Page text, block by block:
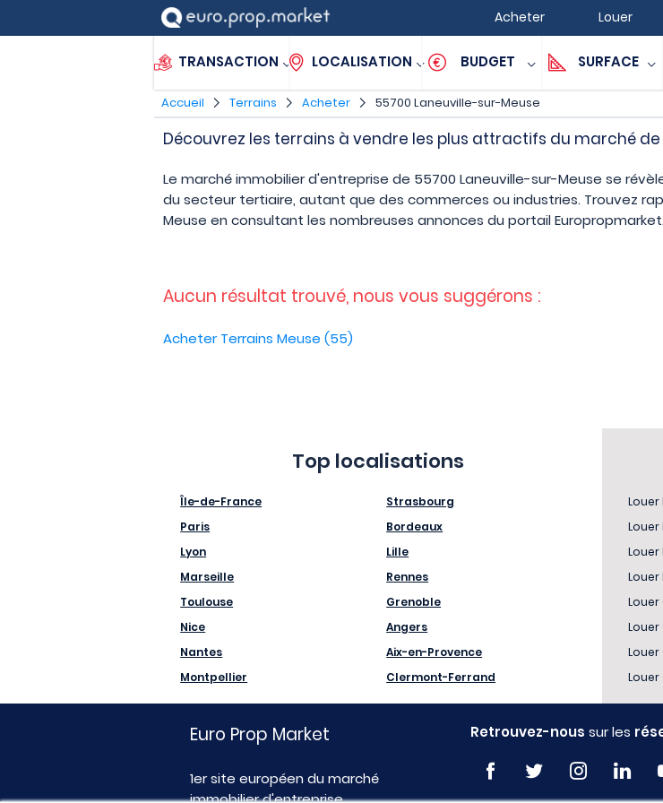
Acheter Louer
TRANSACTION LOCALISATION BUDGET SURFACE
Accueil Terrains Acheter 55700 Laneuville-sur-Meuse
Découvrez les terrains à vendre les plus attractifs du marché
Le marché immobilier d'entreprise de 55700 Laneuville-sur-Meuse se
du secteur tertiaire, autant que des commerces ou industries. Trouvez
Meuse en consultant les nombreuses annonces du portail Europropmarket.
Aucun résultat trouvé, nous vous suggérons :
Acheter Terrains Meuse (55)
Top localisations
Île-de-France
Paris
Lyon
Marseille
Toulouse
Nice
Nantes
Montpellier
Strasbourg
Bordeaux
Lille
Rennes
Grenoble
Angers
Aix-en-Provence
Clermont-Ferrand
Louer
Louer
Louer
Louer
Louer
Euro Prop Market
1er site européen du marché
Retrouvez-nous sur les